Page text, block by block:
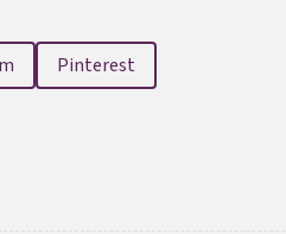
Pinterest